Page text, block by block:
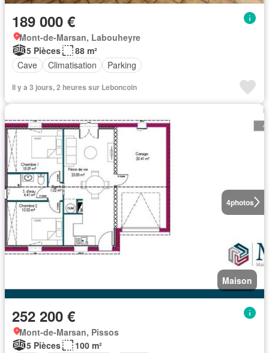
189 000 €
Mont-de-Marsan, Labouheyre
5 Pièces
88 m²
Cave
Climatisation Parking
Il y a 3 jours, 2 heures sur Leboncoin
4photos
Maison
252 200 €
Mont-de-Marsan, Pissos
5 Pièces
100 m²